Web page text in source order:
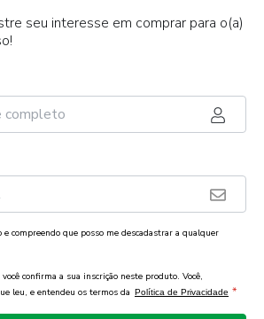
seu interesse em comprar para o(a)
e compreendo que posso me descadastrar a qualquer
confirma a sua inscrição neste produto. Você,
leu, e entendeu os termos da Política de Privacidade *